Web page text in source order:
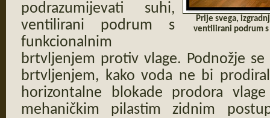
Prije svega,
ventilirani podrum
podrazumijevati suhi,
ventilirani podrum s
funkcionalnim
brtvljenjem protiv vlage. Podnožje
brtvljenjem, kako voda ne bi
horizontalne blokade prodora
mehaničkim pilastim zidnim